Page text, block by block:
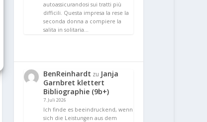
autoassicurandosi sui tratti più
difficili. Questa impresa la rese la
seconda donna a compiere la
salita in solitaria…
BenReinhardt zu Janja
Garnbret klettert
Bibliographie (9b+)
7. Juli 2026
Ich finde es beeindruckend, wenn
sich die Leistungen aus dem